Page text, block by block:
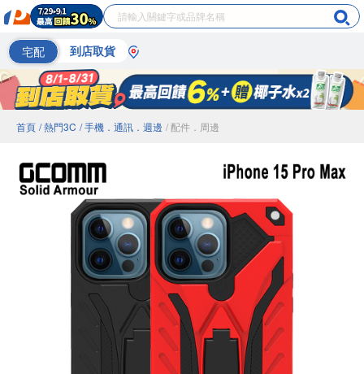
宅配 到店取貨
首頁 / 熱門3C / 手機．通訊．週邊 / 配件．周邊